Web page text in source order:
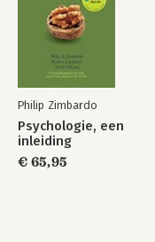
Philip Zimbardo
Psychologie, een
inleiding
€ 65,95